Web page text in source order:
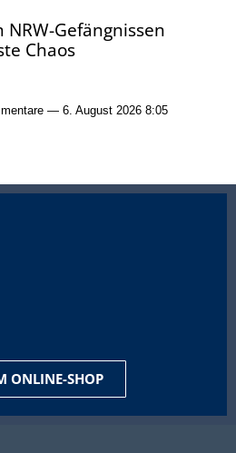
Gefängnissen
Chaos
— 6. August 2026 8:05
ONLINE-SHOP